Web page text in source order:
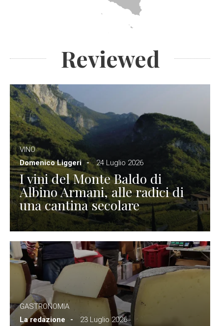
Reviewed
VINO
Domenico Liggeri
24 Luglio 2026
I vini del Monte Baldo di
Albino Armani, alle radici di
una cantina secolare
GASTRONOMIA
La redazione
23 Luglio 2026